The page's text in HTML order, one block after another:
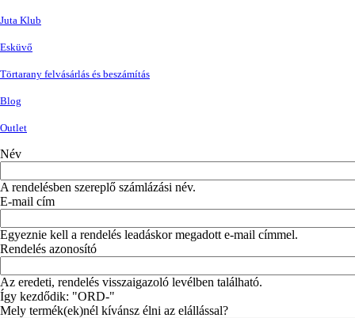
Juta Klub
Esküvő
Törtarany felvásárlás és beszámítás
Blog
Outlet
Név
A rendelésben szereplő számlázási név.
E-mail cím
Egyeznie kell a rendelés leadáskor megadott e-mail címmel.
Rendelés azonosító
Az eredeti, rendelés visszaigazoló levélben található.
Így kezdődik: "ORD-"
Mely termék(ek)nél kívánsz élni az elállással?